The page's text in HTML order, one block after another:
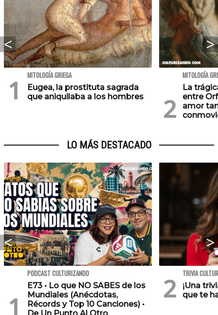
MITOLOGÍA GRIEGA
Eugea, la prostituta sagrada
que aniquilaba a los hombres
MITOLOGÍA
La
entre
amor
LO MÁS DESTACADO
PODCAST CULTURIZANDO
E73 • Lo que NO SABES de los
Mundiales (Anécdotas,
Récords y Top 10 Canciones) •
TRIVIA
¡Una
que te